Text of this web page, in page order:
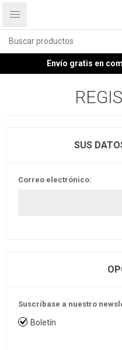
Envío gratis en
SUS
Correo electrónico:
Suscríbase a nuestro
Boletín